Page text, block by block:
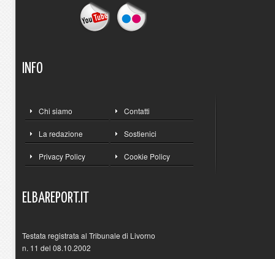
INFO
Chi siamo Contatti
La redazione Sostienici
Privacy Policy Cookie Policy
ELBAREPORT.IT
Testata registrata al Tribunale di Livorno
n. 11 del 08.10.2002